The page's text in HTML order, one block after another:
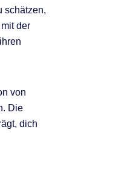
schätzen,
der
von
Die
dich